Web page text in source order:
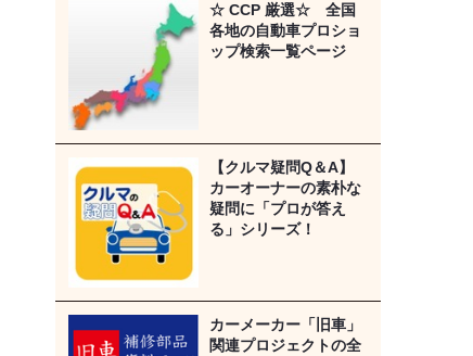
☆ CCP 厳選☆ 全国
各地の自動車プロショ
ップ検索一覧ページ
【クルマ疑問Q＆A】
カーオーナーの素朴な
疑問に「プロが答え
る」シリーズ！
カーメーカー「旧車」
関連プロジェクトの全